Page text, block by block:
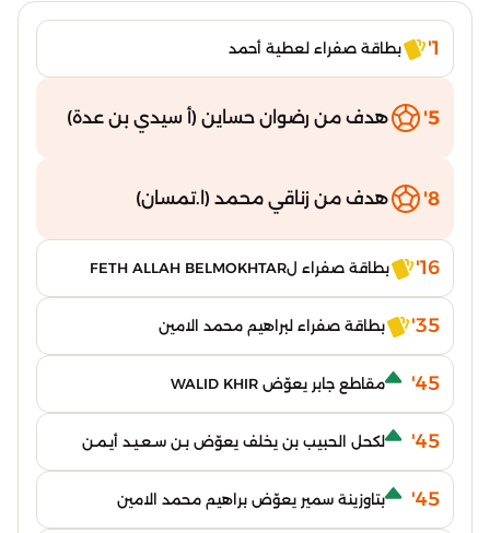
1' بطاقة صفراء لعطية أحمد
5' هدف من رضوان حساين (أ سيدي بن عدة)
8' هدف من زناقي محمد (ا.تمسان)
16' بطاقة صفراء لFETH ALLAH BELMOKHTAR
35' بطاقة صفراء لبراهيم محمد الامين
45' مقاطع جابر يعوّض WALID KHIR
45' لكحل الحبيب بن يخلف يعوّض بـن سـعـيـد أيـمـن
45' بتاوزينة سمير يعوّض براهيم محمد الامين